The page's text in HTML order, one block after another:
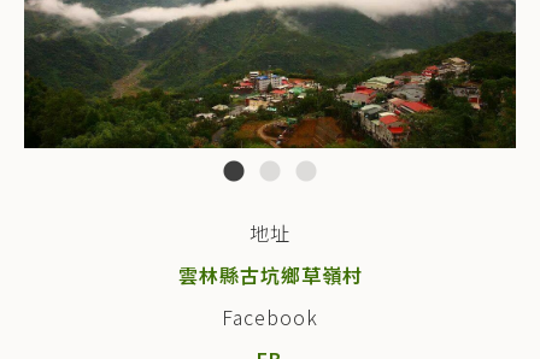
地址
雲林縣古坑鄉草嶺村
Facebook